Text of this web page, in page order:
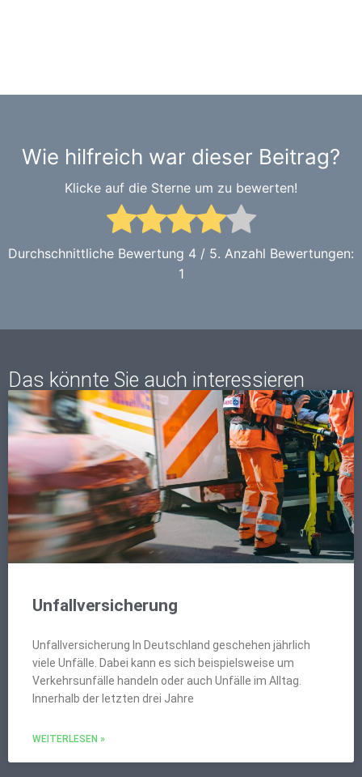
Wie hilfreich war dieser Beitrag?
Klicke auf die Sterne um zu bewerten!
Durchschnittliche Bewertung 4 / 5. Anzahl Bewertungen:
1
Das könnte Sie auch interessieren
Unfallversicherung
Unfallversicherung In Deutschland geschehen jährlich
viele Unfälle. Dabei kann es sich beispielsweise um
Verkehrsunfälle handeln oder auch Unfälle im Alltag.
Innerhalb der letzten drei Jahre
WEITERLESEN »